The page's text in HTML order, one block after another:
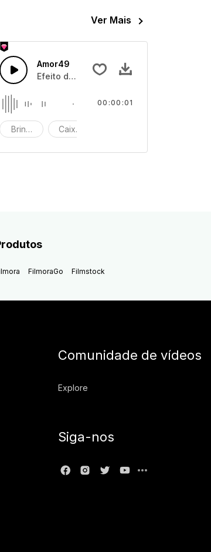
Ver Mais
Amor49
Efeito de som de caixa de brinquedos
Brinquedo Caixa de brinquedos
00:00:01
FilmoraGo Filmstock
Comunidade de vídeos
Explore
Siga-nos